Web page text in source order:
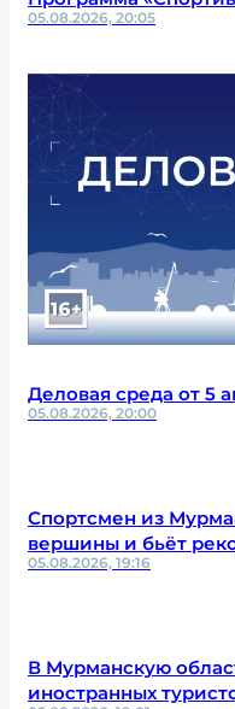
05.08.2026, 20:05
Деловая среда от 5
05.08.2026, 20:00
Спортсмен из
вершины и бьёт
05.08.2026, 19:16
В Мурманскую
иностранных